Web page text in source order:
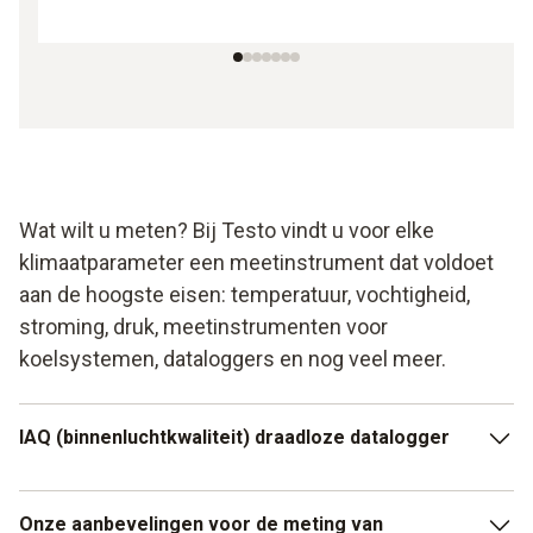
Wat wilt u meten? Bij Testo vindt u voor elke
klimaatparameter een meetinstrument dat voldoet
aan de hoogste eisen: temperatuur, vochtigheid,
stroming, druk, meetinstrumenten voor
koelsystemen, dataloggers en nog veel meer.
IAQ (binnenluchtkwaliteit) draadloze datalogger
Onze aanbevelingen voor de meting van